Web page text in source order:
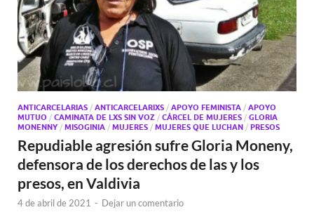
ANTICARCELARIAS / ANTICARCELARIXS / APOYO FEMINISTA / APOYO
MUTUO / CAMINATA DE LXS SIN VOZ / CÁRCEL DE MUJERES / GLORIA
MONENNY / MISOGINIA / MUJERES / MUJERES QUE LUCHAN / PRESOS
Repudiable agresión sufre Gloria Moneny,
defensora de los derechos de las y los
presos, en Valdivia
4 de abril de 2021 - Dejar un comentario